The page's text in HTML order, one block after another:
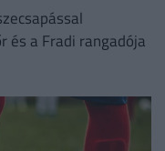
és a Fradi rangadója